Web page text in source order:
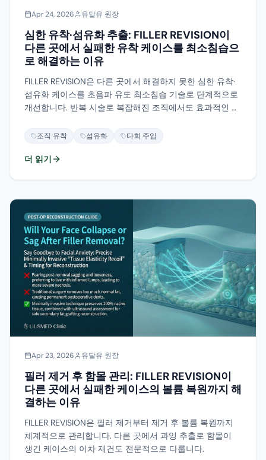
Apr 24, 2026 유달유 원장
심한 유착·섬유화 추출: FILLER REVISION이
다른 곳에서 실패한 유착 케이스를 최소침습으
로 해결하는 이유
FILLER REVISION은 다른 곳에서 해결하지 못한 심한 유착·
섬유화 케이스를 초음파 유도 최소침습 기술로 단계적으로
개선합니다. 반복 시술로 복잡해진 조직에서도 효과적인 추
조직 유착 섬유화 다회 주입
더 읽기
Apr 23, 2026 유달유 원장
필러 제거 후 함몰 관리: FILLER REVISION이
다른 곳에서 실패한 케이스의 볼륨 복원까지 해
결하는 이유
FILLER REVISION은 필러 제거부터 제거 후 볼륨 복원까지
체계적으로 관리합니다. 다른 곳에서 과잉 추출로 함몰이
생긴 케이스의 이차 재건도 전문적으로 다룹니다.